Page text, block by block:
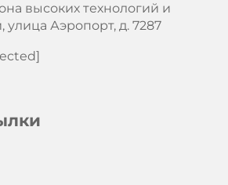
высоких технологий и
улица Аэропорт, д. 7287